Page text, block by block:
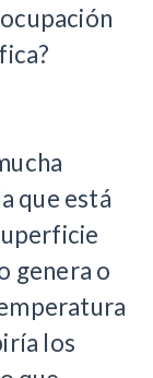
que está
genera o
los